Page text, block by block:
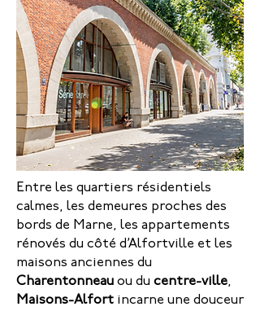
Entre les quartiers résidentiels
calmes, les demeures proches des
bords de Marne, les appartements
rénovés du côté d’Alfortville et les
maisons anciennes du
Charentonneau ou du centre-ville,
Maisons-Alfort incarne une douceur